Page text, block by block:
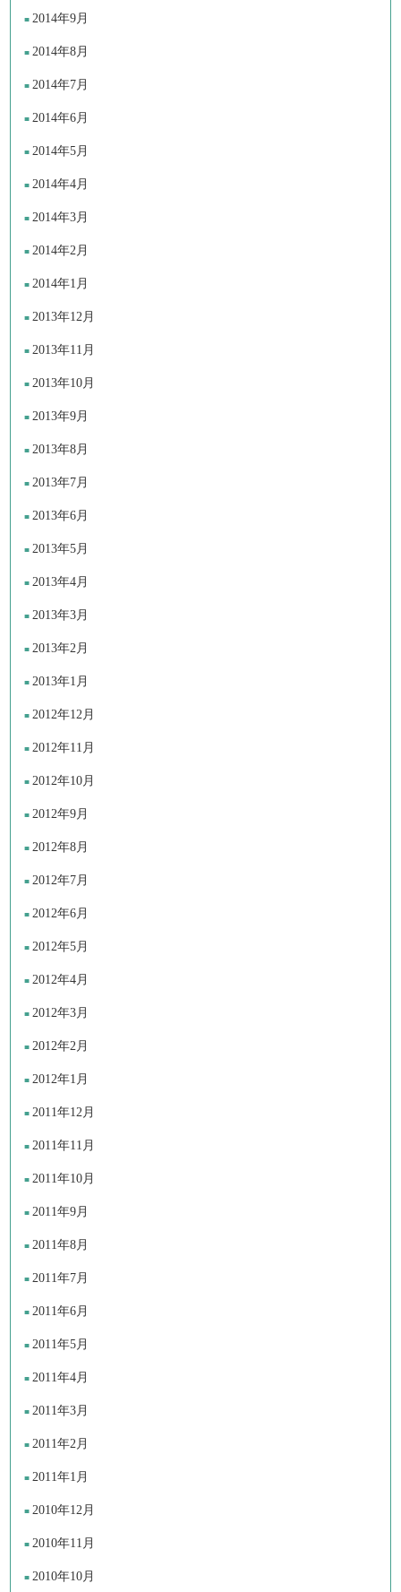
2014年9月
2014年8月
2014年7月
2014年6月
2014年5月
2014年4月
2014年3月
2014年2月
2014年1月
2013年12月
2013年11月
2013年10月
2013年9月
2013年8月
2013年7月
2013年6月
2013年5月
2013年4月
2013年3月
2013年2月
2013年1月
2012年12月
2012年11月
2012年10月
2012年9月
2012年8月
2012年7月
2012年6月
2012年5月
2012年4月
2012年3月
2012年2月
2012年1月
2011年12月
2011年11月
2011年10月
2011年9月
2011年8月
2011年7月
2011年6月
2011年5月
2011年4月
2011年3月
2011年2月
2011年1月
2010年12月
2010年11月
2010年10月